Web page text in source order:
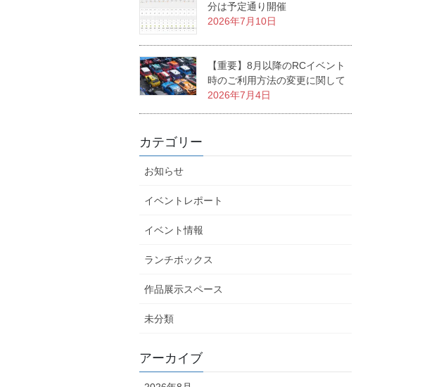
分は予定通り開催
2026年7月10日
【重要】8月以降のRCイベント
時のご利用方法の変更に関して
2026年7月4日
カテゴリー
お知らせ
イベントレポート
イベント情報
ランチボックス
作品展示スペース
未分類
アーカイブ